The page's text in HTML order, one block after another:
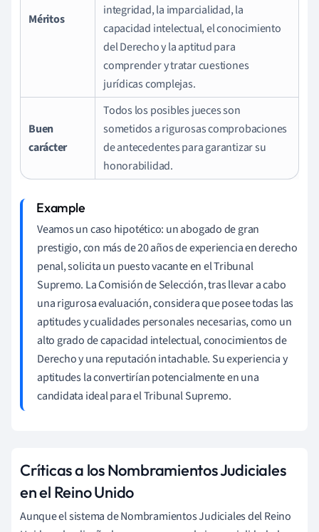
Méritos
integridad, la imparcialidad, la
capacidad intelectual, el conocimiento
del Derecho y la aptitud para
comprender y tratar cuestiones
jurídicas complejas.
Buen
carácter
Todos los posibles jueces son
sometidos a rigurosas comprobaciones
de antecedentes para garantizar su
honorabilidad.
Veamos un caso hipotético: un abogado de gran
prestigio, con más de 20 años de experiencia en derecho
penal, solicita un puesto vacante en el Tribunal
Supremo. La Comisión de Selección, tras llevar a cabo
una rigurosa evaluación, considera que posee todas las
aptitudes y cualidades personales necesarias, como un
alto grado de capacidad intelectual, conocimientos de
Derecho y una reputación intachable. Su experiencia y
aptitudes la convertirían potencialmente en una
candidata ideal para el Tribunal Supremo.
Críticas a los Nombramientos Judiciales
en el Reino Unido
Aunque el sistema de Nombramientos Judiciales del Reino